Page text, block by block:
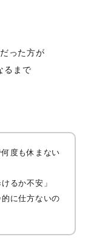
った方が
るまで
度も休まない
るか不安」
に仕方ないの